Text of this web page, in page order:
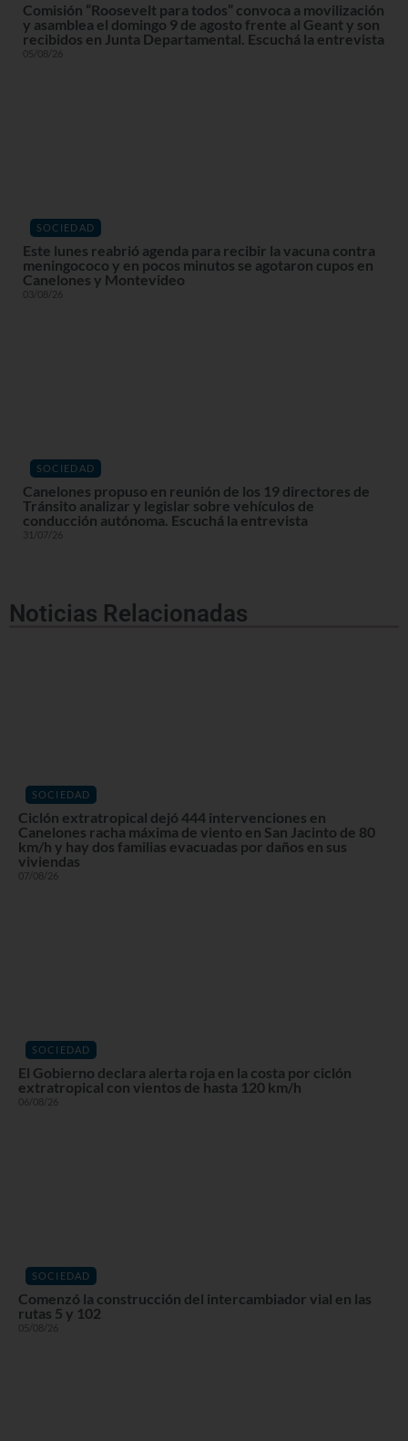
Comisión “Roosevelt para todos” convoca a movilización
y asamblea el domingo 9 de agosto frente al Geant y son
recibidos en Junta Departamental. Escuchá la entrevista
05/08/26
SOCIEDAD
Este lunes reabrió agenda para recibir la vacuna contra
meningococo y en pocos minutos se agotaron cupos en
Canelones y Montevideo
03/08/26
SOCIEDAD
Canelones propuso en reunión de los 19 directores de
Tránsito analizar y legislar sobre vehículos de
conducción autónoma. Escuchá la entrevista
31/07/26
Noticias Relacionadas
SOCIEDAD
Ciclón extratropical dejó 444 intervenciones en
Canelones racha máxima de viento en San Jacinto de 80
km/h y hay dos familias evacuadas por daños en sus
viviendas
07/08/26
SOCIEDAD
El Gobierno declara alerta roja en la costa por ciclón
extratropical con vientos de hasta 120 km/h
06/08/26
SOCIEDAD
Comenzó la construcción del intercambiador vial en las
rutas 5 y 102
05/08/26